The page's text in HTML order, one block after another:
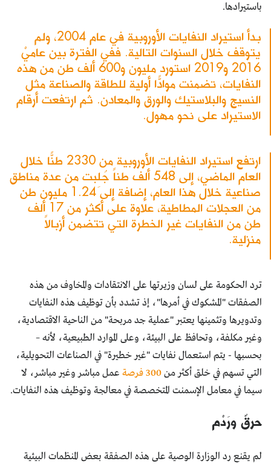
باستيرادها.
بدأ استيراد النفايات الأوروبية في عام 2004، ولم
يتوقف خلال السنوات التالية. ففي الفترة بين عاميْ
2016 و2019 استورد مليون و600 ألف طن من هذه
النفايات، تضمنت موادّاً أولية للطاقة والصناعة مثل
النسيج والبلاستيك والورق والمعادن. ثم ارتفعت أرقام
الاستيراد على نحو مهول.
ارتفع استيراد النفايات الأوروبية من 2330 طنّاً خلال
العام الماضي، إلى 548 ألف طناً جُلِبت من عدة مناطق
صناعية خلال هذا العام، إضافة إلى 1.24 مليون طن
من العجلات المطاطية، علاوة على أكثر من 17 ألف
طن من النفايات غير الخطرة التي تتضمن أزبالاً
منزلية.
ترد الحكومة على لسان وزيرتها على الانتقادات والمخاوف من هذه
الصفقات "المشكوك في أمرها"، إذ تشدد بأن توظيف هذه النفايات
وتدويرها وتثمينها يعتبر "عملية جد مربحة" من الناحية الاقتصادية،
وغير مكلفة، وتحافظ على البيئة، وعلى الموارد الطبيعية، لأنه –
بحسبها - يتم استعمال نفايات "غير خطيرة" في الصناعات التحويلية،
التي تسهم في خلق أكثر من300 فرصة
عمل مباشر وغير مباشر، لا
سيما في معامل الإسمنت المتخصصة في معالجة وتوظيف هذه النفايات.
حرقٌ ورَدْم
لم يقنع رد الوزارة الوصية على هذه الصفقة بعض المنظمات البيئية